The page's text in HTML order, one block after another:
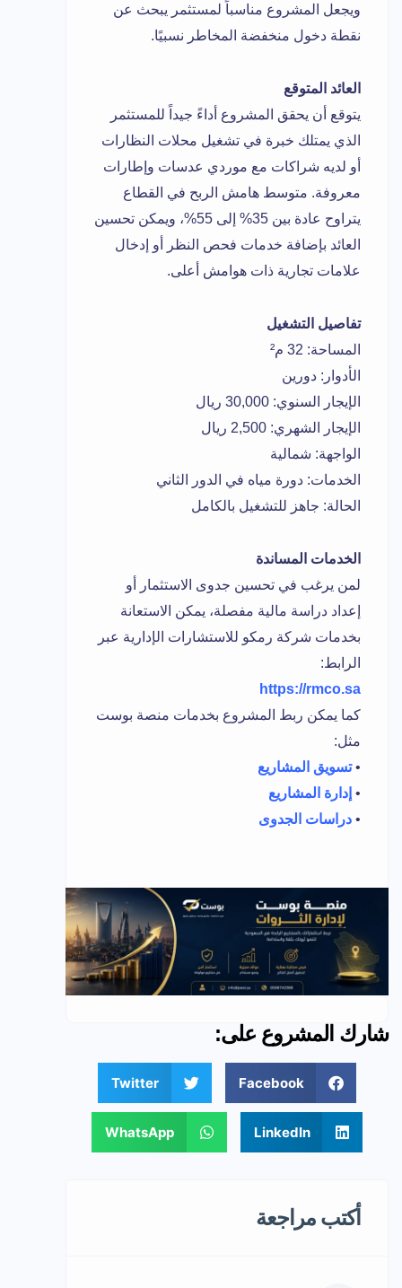
ويجعل المشروع مناسباً لمستثمر يبحث عن
نقطة دخول منخفضة المخاطر نسبيًا.
العائد المتوقع
يتوقع أن يحقق المشروع أداءً جيداً للمستثمر
الذي يمتلك خبرة في تشغيل محلات النظارات
أو لديه شراكات مع موردي عدسات وإطارات
معروفة. متوسط هامش الربح في القطاع
يتراوح عادة بين 35% إلى 55%، ويمكن تحسين
العائد بإضافة خدمات فحص النظر أو إدخال
علامات تجارية ذات هوامش أعلى.
تفاصيل التشغيل
المساحة: 32 م²
الأدوار: دورين
الإيجار السنوي: 30,000 ريال
الإيجار الشهري: 2,500 ريال
الواجهة: شمالية
الخدمات: دورة مياه في الدور الثاني
الحالة: جاهز للتشغيل بالكامل
الخدمات المساندة
لمن يرغب في تحسين جدوى الاستثمار أو
إعداد دراسة مالية مفصلة، يمكن الاستعانة
بخدمات شركة رمكو للاستشارات الإدارية عبر
الرابط:
https://rmco.sa
كما يمكن ربط المشروع بخدمات منصة بوست
مثل:
•تسويق المشاريع
• إدارة المشاريع
• دراسات الجدوى
شارك المشروع على:
Facebook
Twitter
LinkedIn
WhatsApp
أكتب مراجعة